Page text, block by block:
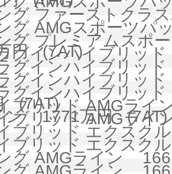
グ ファーストク
グ AMGスポーツ
円 (7AT)
グ プレミアムス
グインハイブリッ
グインハイブリッ
グインハイブリッ
(7AT)
グインハイブリッ
ン 1771万円 (7AT)
ブリッド AMGラ
ブリッド AMGラ
ブリッド エクス
ブリッド エクス
グ AMGライン